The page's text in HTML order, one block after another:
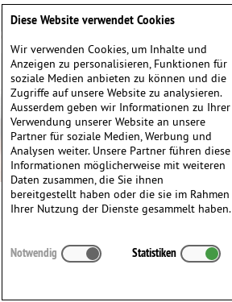
Holloway-Nahum
∗ inGrossbritannien
Diese Website verwendet Cookies
Wir verwenden Cookies, um Inhalte und
Anzeigen zu personalisieren, Funktionen für
soziale Medien anbieten zu können und die
Zugriffe auf unsere Website zu analysieren.
Ausserdem geben wir Informationen zu Ihrer
Verwendung unserer Website an unsere
Partner für soziale Medien, Werbung und
Analysen weiter. Unsere Partner führen diese
Informationen möglicherweise mit weiteren
Daten zusammen, die Sie ihnen
bereitgestellt haben oder die sie im Rahmen
Ihrer Nutzung der Dienste gesammelt haben.
Notwendig Statistiken